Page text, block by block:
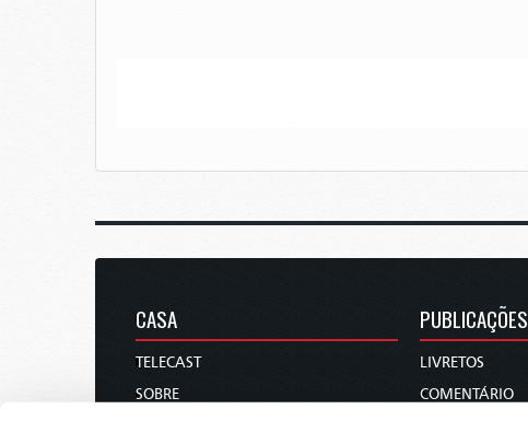
CASA
TELECAST
SOBRE
PUBLICAÇÕES
LIVRETOS
COMENTÁRIO